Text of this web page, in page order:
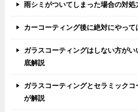
雨シミがついてしまった場合の対処
カーコーティング後に絶対にやって
ガラスコーティングはしない方が
底解説
ガラスコーティングとセラミック
が解説